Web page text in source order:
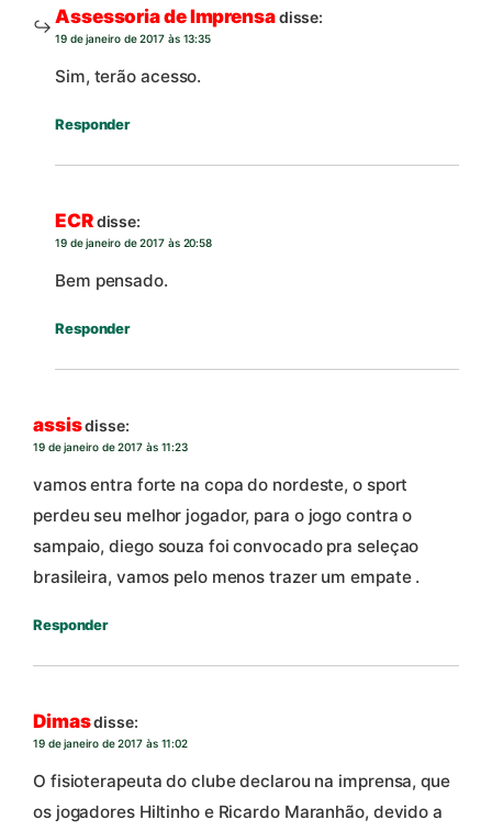
Assessoria de Imprensadisse:
19 de janeiro de 2017 às 13:35
Sim, terão acesso.
Responder
ECRdisse:
19 de janeiro de 2017 às 20:58
Bem pensado.
Responder
assisdisse:
19 de janeiro de 2017 às 11:23
vamos entra forte na copa do nordeste, o sport
perdeu seu melhor jogador, para o jogo contra o
sampaio, diego souza foi convocado pra seleçao
brasileira, vamos pelo menos trazer um empate .
Responder
Dimasdisse:
19 de janeiro de 2017 às 11:02
O fisioterapeuta do clube declarou na imprensa, que
os jogadores Hiltinho e Ricardo Maranhão, devido a